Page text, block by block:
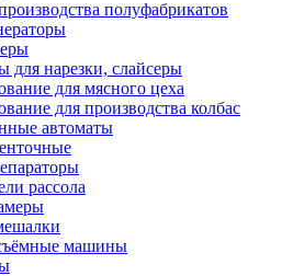
полуфабрикатов
нарезки, слайсеры
для мясного цеха
для производства колбас
автоматы
рассола
машины